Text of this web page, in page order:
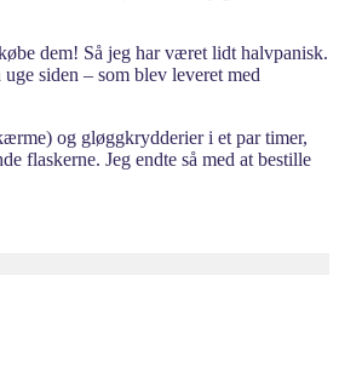
dem! Så jeg har været lidt halvpanisk.
siden – som blev leveret med
og gløggkrydderier i et par timer,
flaskerne. Jeg endte så med at bestille